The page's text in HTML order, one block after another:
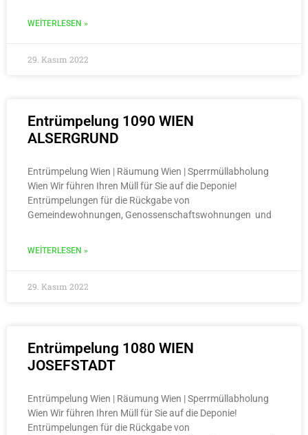
WEITERLESEN »
29. Kasım 2022
Entrümpelung 1090 WIEN
ALSERGRUND
Entrümpelung Wien | Räumung Wien | Sperrmüllabholung
Wien Wir führen Ihren Müll für Sie auf die Deponie!
Entrümpelungen für die Rückgabe von
Gemeindewohnungen, Genossenschaftswohnungen und
WEITERLESEN »
29. Kasım 2022
Entrümpelung 1080 WIEN
JOSEFSTADT
Entrümpelung Wien | Räumung Wien | Sperrmüllabholung
Wien Wir führen Ihren Müll für Sie auf die Deponie!
Entrümpelungen für die Rückgabe von